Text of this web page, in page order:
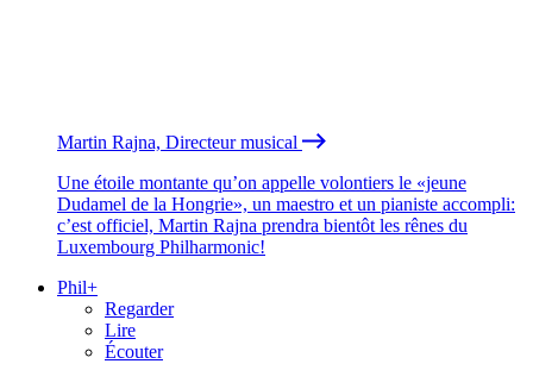
Martin Rajna, Directeur musical
Une étoile montante qu’on appelle volontiers le «jeune
Dudamel de la Hongrie», un maestro et un pianiste accompli:
c’est officiel, Martin Rajna prendra bientôt les rênes du
Luxembourg Philharmonic!
Phil+
Regarder
Lire
Écouter